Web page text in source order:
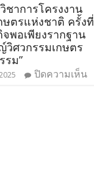
ชาการโครงงาน
ษตรแห่งชาติ ครั้งที่
จพอเพียงรากฐาน
วิศวกรรมเกษตร
รม”
ปิดความเห็น